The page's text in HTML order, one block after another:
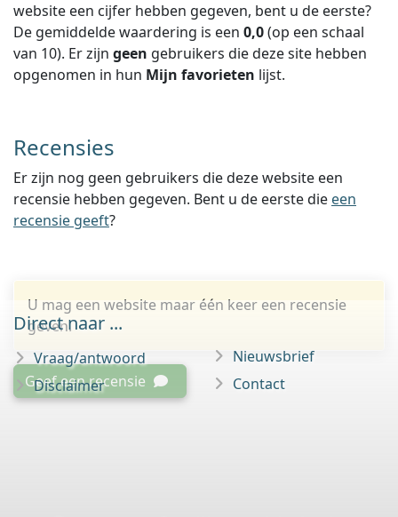
website een cijfer hebben gegeven, bent u de eerste?
De gemiddelde waardering is een 0,0(op een schaal
van 10). Er zijn geen gebruikers die deze site hebben
opgenomen in hun Mijn favorieten lijst.
Recensies
Er zijn nog geen gebruikers die deze website een
recensie hebben gegeven. Bent u de eerste die een
recensie geeft?
U mag een website maar één keer een recensie
geven.
Geef een recensie
Direct naar ...
Vraag/antwoord
Disclaimer
Nieuwsbrief
Contact